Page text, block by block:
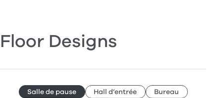
Floor Designs
Salle de pause Hall d’entrée
Bureau